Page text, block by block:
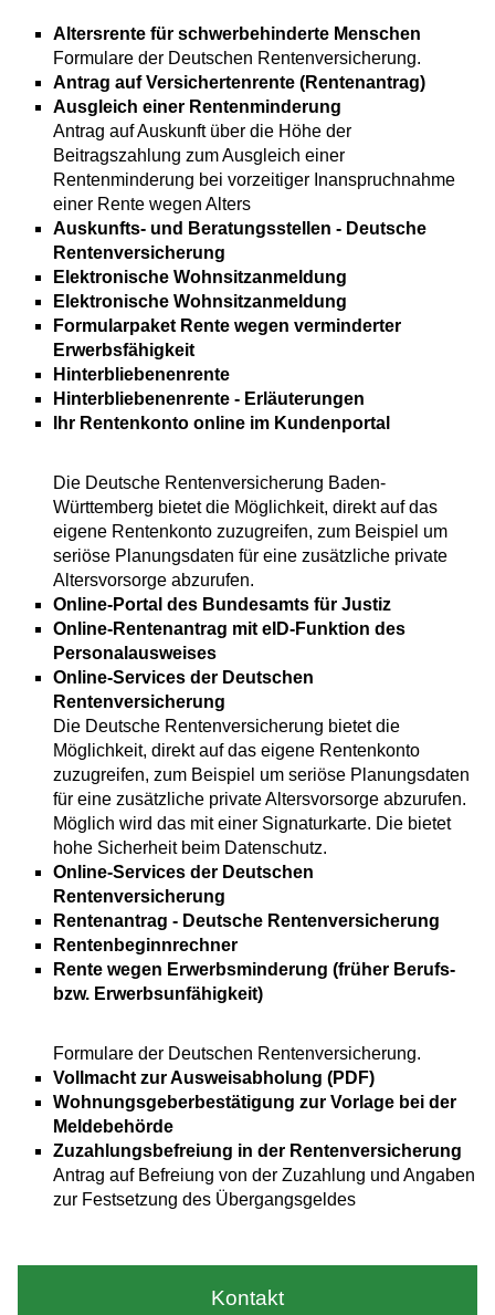
Altersrente für schwerbehinderte Menschen
Formulare der Deutschen Rentenversicherung.
Antrag auf Versichertenrente (Rentenantrag)
Ausgleich einer Rentenminderung
Antrag auf Auskunft über die Höhe der
Beitragszahlung zum Ausgleich einer
Rentenminderung bei vorzeitiger Inanspruchnahme
einer Rente wegen Alters
Auskunfts- und Beratungsstellen - Deutsche
Rentenversicherung
Elektronische Wohnsitzanmeldung
Elektronische Wohnsitzanmeldung
Formularpaket Rente wegen verminderter
Erwerbsfähigkeit
Hinterbliebenenrente
Hinterbliebenenrente - Erläuterungen
Ihr Rentenkonto online im Kundenportal
Die Deutsche Rentenversicherung Baden-
Württemberg bietet die Möglichkeit, direkt auf das
eigene Rentenkonto zuzugreifen, zum Beispiel um
seriöse Planungsdaten für eine zusätzliche private
Altersvorsorge abzurufen.
Online-Portal des Bundesamts für Justiz
Online-Rentenantrag mit eID-Funktion des
Personalausweises
Online-Services der Deutschen
Rentenversicherung
Die Deutsche Rentenversicherung bietet die
Möglichkeit, direkt auf das eigene Rentenkonto
zuzugreifen, zum Beispiel um seriöse Planungsdaten
für eine zusätzliche private Altersvorsorge abzurufen.
Möglich wird das mit einer Signaturkarte. Die bietet
hohe Sicherheit beim Datenschutz.
Online-Services der Deutschen
Rentenversicherung
Rentenantrag - Deutsche Rentenversicherung
Rentenbeginnrechner
Rente wegen Erwerbsminderung (früher Berufs-
bzw. Erwerbsunfähigkeit)
Formulare der Deutschen Rentenversicherung.
Vollmacht zur Ausweisabholung (PDF)
Wohnungsgeberbestätigung zur Vorlage bei der
Meldebehörde
Zuzahlungsbefreiung in der Rentenversicherung
Antrag auf Befreiung von der Zuzahlung und Angaben
zur Festsetzung des Übergangsgeldes
Kontakt